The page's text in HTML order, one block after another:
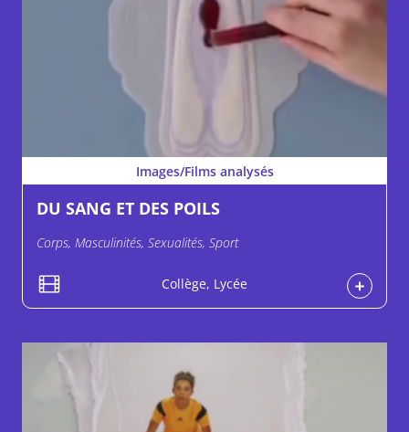
Images/Films analysés
DU SANG ET DES POILS
Corps, Masculinités, Sexualités, Sport
Collège, Lycée